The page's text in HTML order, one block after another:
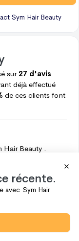
Sym Hair Beauty
sur 27 d'avis
déjà effectué
de ces clients font
Hair Beauty .
25
0
récente.
avec Sym Hair